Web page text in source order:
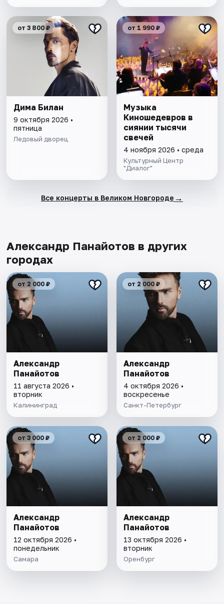
от 3 800 ₽
Дима Билан
9 октября 2026 •
пятница
Ледовый дворец
от 1 990 ₽
Музыка
Киношедевров в
сиянии тысячи
свечей
4 ноября 2026 • среда
Культурный Центр
"Диалог"
Все концерты в Великом Новгороде →
Александр Панайотов в других
городах
от 2 000 ₽
Александр
Панайотов
11 августа 2026 •
вторник
Калининград
от 2 000 ₽
Александр
Панайотов
4 октября 2026 •
воскресенье
Санкт-Петербург
от 3 000 ₽
Александр
Панайотов
12 октября 2026 •
понедельник
Самара
от 2 000 ₽
Александр
Панайотов
13 октября 2026 •
вторник
Оренбург